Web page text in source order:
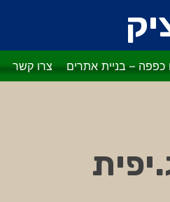
כפפה – בניית אתרים צרו קשר